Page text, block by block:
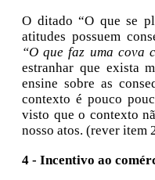
O ditado “O que se
atitudes possuem
“O que faz uma cova
estranhar que exista
ensine sobre as
contexto é pouco
visto que o contexto
nosso atos. (rever item
4 - Incentivo ao